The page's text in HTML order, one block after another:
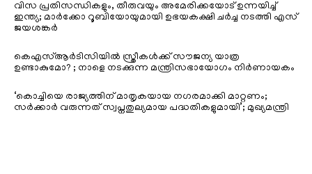
വിസ പ്രതിസന്ധികളും, തീരുവയും അമേരിക്കയോട് ഉന്നയിച്ച്
ഇന്ത്യ; മാർക്കോ റൂബിയോയുമായി ഉഭയകക്ഷി ചർച്ച നടത്തി എസ്
ജയശങ്കർ
കെഎസ്ആർടിസിയിൽ സ്ത്രീകൾക്ക് സൗജന്യ യാത്ര
ഉണ്ടാകുമോ? ; നാളെ നടക്കുന്ന മന്ത്രിസഭായോഗം നിർണായകം
‘കൊച്ചിയെ രാജ്യത്തിന് മാതൃകയായ നഗരമാക്കി മാറ്റണം;
സർക്കാർ വരുന്നത് സ്വപ്നതുല്യമായ പദ്ധതികളുമായി’; മുഖ്യമന്ത്രി